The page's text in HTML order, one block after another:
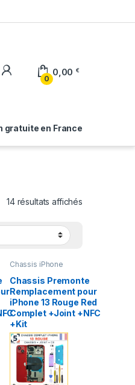
0
0,00 €
gratuite en France
14 résultats affichés
Chassis iPhone
Chassis iPhone,
IPHONE 13 ,
Pieces Portable
Chassis Premonte
Remplacement pour
iPhone 13 Rouge Red
Complet +Joint +NFC
+Kit